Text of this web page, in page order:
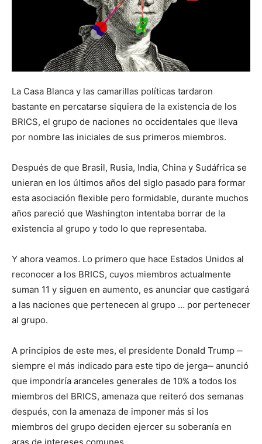
La Casa Blanca y las camarillas políticas tardaron
bastante en percatarse siquiera de la existencia de los
BRICS, el grupo de naciones no occidentales que lleva
por nombre las iniciales de sus primeros miembros.
Después de que Brasil, Rusia, India, China y Sudáfrica se
unieran en los últimos años del siglo pasado para formar
esta asociación flexible pero formidable, durante muchos
años pareció que Washington intentaba borrar de la
existencia al grupo y todo lo que representaba.
Y ahora veamos. Lo primero que hace Estados Unidos al
reconocer a los BRICS, cuyos miembros actualmente
suman 11 y siguen en aumento, es anunciar que castigará
a las naciones que pertenecen al grupo … por pertenecer
al grupo.
A principios de este mes, el presidente Donald Trump ‒
siempre el más indicado para este tipo de jerga‒ anunció
que impondría aranceles generales de 10% a todos los
miembros del BRICS, amenaza que reiteró dos semanas
después, con la amenaza de imponer más si los
miembros del grupo deciden ejercer su soberanía en